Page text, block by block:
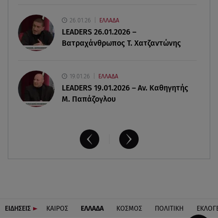
αποτελέσματα26.01.26 ΕΛΛΑΔΑ
LEADERS 26.01.2026 –
Βατραχάνθρωπος Τ. Χατζαντώνης
19.01.26 ΕΛΛΑΔΑ
LEADERS 19.01.2026 – Αν. Καθηγητής
Μ. Παπάζογλου
ΕΙΔΗΣΕΙΣ ΚΑΙΡΟΣ ΕΛΛΑΔΑ ΚΟΣΜΟΣ ΠΟΛΙΤΙΚΗ